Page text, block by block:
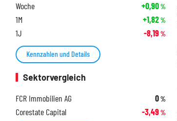
Woche +0,90%
1M +1,82%
1J -8,19%
Kennzahlen und Details
Sektorvergleich
FCR Immobilien AG
0%
Corestate Capital -3,49%